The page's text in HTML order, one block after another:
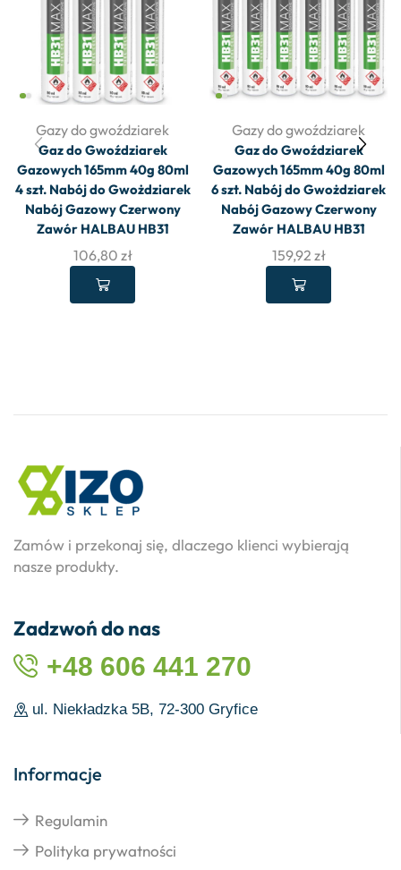
Gazy do gwoździarek
Gaz do Gwoździarek
Gazowych 165mm 40g 80ml
4 szt. Nabój do Gwożdziarek
Nabój Gazowy Czerwony
Zawór HALBAU HB31
106,80 zł
Gazy do gwoździarek
Gaz do Gwoździarek
Gazowych 165mm 40g 80ml
6 szt. Nabój do Gwożdziarek
Nabój Gazowy Czerwony
Zawór HALBAU HB31
159,92 zł
Zamów i przekonaj się, dlaczego klienci wybierają
nasze produkty.
Zadzwoń do nas
+48 606 441 270
ul. Niekładzka 5B, 72-300 Gryfice
Informacje
Regulamin
Polityka prywatności